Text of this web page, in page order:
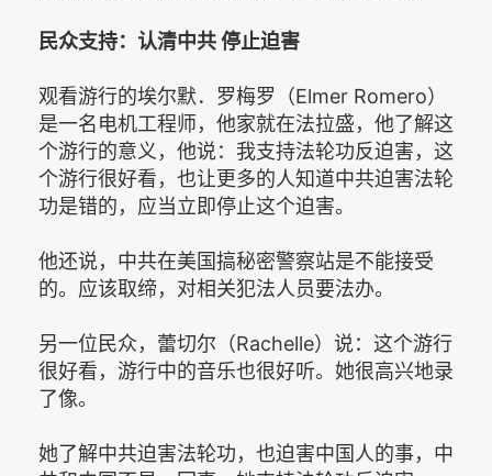
民众支持：认清中共 停止迫害
观看游行的埃尔默．罗梅罗（Elmer Romero）
是一名电机工程师，他家就在法拉盛，他了解这
个游行的意义，他说：我支持法轮功反迫害，这
个游行很好看，也让更多的人知道中共迫害法轮
功是错的，应当立即停止这个迫害。
他还说，中共在美国搞秘密警察站是不能接受
的。应该取缔，对相关犯法人员要法办。
另一位民众，蕾切尔（Rachelle）说：这个游行
很好看，游行中的音乐也很好听。她很高兴地录
了像。
她了解中共迫害法轮功，也迫害中国人的事，中